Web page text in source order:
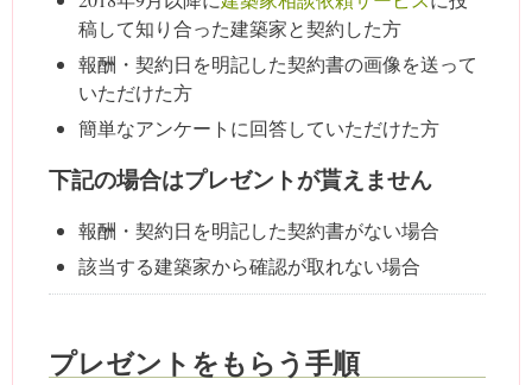
稿して知り合った建築家と契約した方
報酬・契約日を明記した契約書の画像を送って
いただけた方
簡単なアンケートに回答していただけた方
下記の場合はプレゼントが貰えません
報酬・契約日を明記した契約書がない場合
該当する建築家から確認が取れない場合
プレゼントをもらう手順